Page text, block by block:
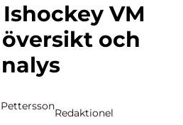
översikt och
Redaktionel